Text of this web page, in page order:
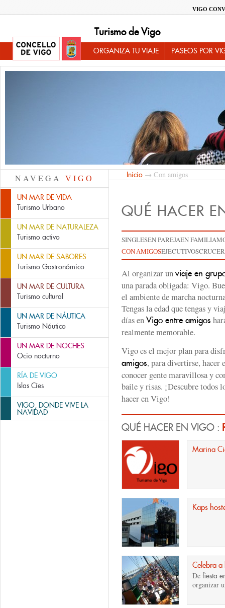
VIGO
Turismo de Vigo
ORGANIZA TU VIAJE PASEOS POR
NAVEGA VIGO
UN MAR DE VIDA
Turismo Urbano
UN MAR DE NATURALEZA
Turismo activo
UN MAR DE SABORES
Turismo Gastronómico
UN MAR DE CULTURA
Turismo cultural
UN MAR DE NÁUTICA
Turismo Náutico
UN MAR DE NOCHES
Ocio nocturno
RÍA DE VIGO
Islas Cíes
VIGO, DONDE VIVE LA
NAVIDAD
Inicio → Con amigos
QUÉ HACER
SINGLESEN PAREJAEN FAMILIA
CON AMIGOSEJECUTIVOS
Al organizar unviaje en
una parada obligada: Vigo.
el ambiente de marcha
Tengas la edad que tengas y
días enVigo entre amigos
realmente memorable.
Vigo es el mejor plan para
amigos, para divertirse, hacer
conocer gente maravillosa y
baile y risas. ¡Descubre todos
hacer en Vigo!
QUÉ HACER EN VIGO :
Marina
Kaps
Celebra
De fiesta
organizar